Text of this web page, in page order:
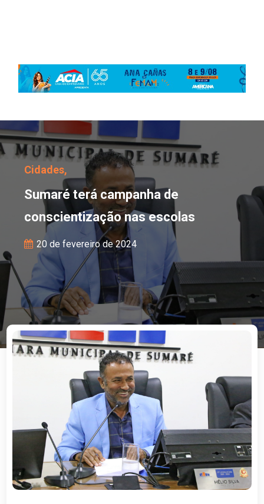
Sumaré terá
Cidades,
Sumaré terá campanha de
conscientização nas escolas
20 de fevereiro de 2024